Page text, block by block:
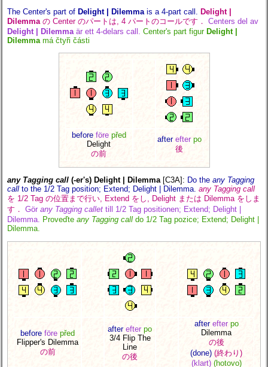
The Center's part of Delight | Dilemma is a 4-part call. Delight |
Dilemma の Center のパートは, 4 パートのコールです． Centers del av
Delight | Dilemma är ett 4-delars call. Center's part figur Delight |
Dilemma má čtyři části
before före před
Delight
の前
after efter po
後
any Tagging call (-er's) Delight | Dilemma [C3A] : Do the any Tagging
call to the 1/2 Tag position; Extend; Delight | Dilemma. any Tagging call
を 1/2 Tag の位置まで行い, Extend をし, Delight または Dilemma をしま
す． Gör any Tagging callet till 1/2 Tag positionen; Extend; Delight |
Dilemma. Proveďte any Tagging call do 1/2 Tag pozice; Extend; Delight |
Dilemma.
before före před
Flipper's Dilemma
の前
after efter po
3/4 Flip The
Line
の後
after efter po
Dilemma
の後
(done) (終わり)
(klart) (hotovo)